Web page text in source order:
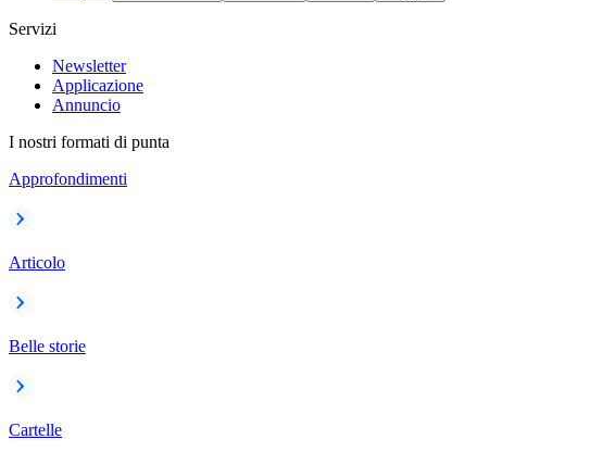
Servizi
Newsletter
Applicazione
Annuncio
I nostri formati di punta
Approfondimenti
Articolo
Belle storie
Cartelle